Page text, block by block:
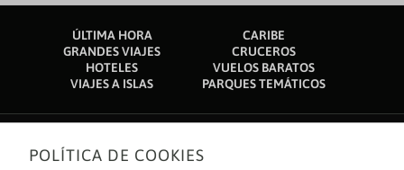
ÚLTIMA HORA
CARIBE
GRANDES VIAJES
CRUCEROS
HOTELES
VUELOS BARATOS
VIAJES A ISLAS
PARQUES TEMÁTICOS
Sobre nosotros
POLÍTICA DE COOKIES